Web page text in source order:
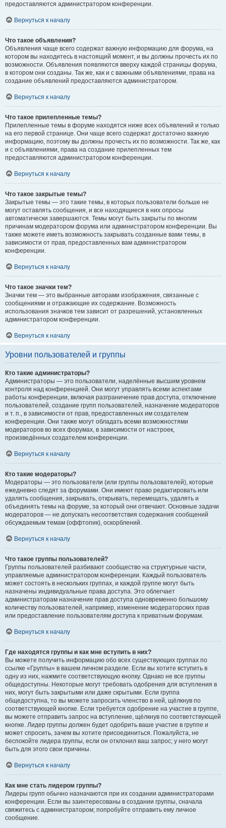
предоставляются администратором конференции.
Вернуться к началу
Что такое объявления?
Объявления чаще всего содержат важную информацию для форума, на
котором вы находитесь в настоящий момент, и вы должны прочесть их по
возможности. Объявления появляются вверху каждой страницы форума,
в котором они созданы. Так же, как и с важными объявлениями, права на
создание объявлений предоставляются администратором.
Вернуться к началу
Что такое прилепленные темы?
Прилепленные темы в форуме находятся ниже всех объявлений и только
на его первой странице. Они чаще всего содержат достаточно важную
информацию, поэтому вы должны прочесть их по возможности. Так же, как
и с объявлениями, права на создание прилепленных тем
предоставляются администратором конференции.
Вернуться к началу
Что такое закрытые темы?
Закрытые темы — это такие темы, в которых пользователи больше не
могут оставлять сообщения, и все находящиеся в них опросы
автоматически завершаются. Темы могут быть закрыты по многим
причинам модератором форума или администратором конференции. Вы
также можете иметь возможность закрывать созданные вами темы, в
зависимости от прав, предоставленных вам администратором
конференции.
Вернуться к началу
Что такое значки тем?
Значки тем — это выбранные авторами изображения, связанные с
сообщениями и отражающие их содержание. Возможность
использования значков тем зависит от разрешений, установленных
администратором конференции.
Вернуться к началу
Уровни пользователей и группы
Кто такие администраторы?
Администраторы — это пользователи, наделённые высшим уровнем
контроля над конференцией. Они могут управлять всеми аспектами
работы конференции, включая разграничение прав доступа, отключение
пользователей, создание групп пользователей, назначение модераторов
и т. п., в зависимости от прав, предоставленных им создателем
конференции. Они также могут обладать всеми возможностями
модераторов во всех форумах, в зависимости от настроек,
произведённых создателем конференции.
Вернуться к началу
Кто такие модераторы?
Модераторы — это пользователи (или группы пользователей), которые
ежедневно следят за форумами. Они имеют право редактировать или
удалять сообщения, закрывать, открывать, перемещать, удалять и
объединять темы на форуме, за который они отвечают. Основные задачи
модераторов — не допускать несоответствия содержания сообщений
обсуждаемым темам (оффтопик), оскорблений.
Вернуться к началу
Что такое группы пользователей?
Группы пользователей разбивают сообщество на структурные части,
управляемые администратором конференции. Каждый пользователь
может состоять в нескольких группах, и каждой группе могут быть
назначены индивидуальные права доступа. Это облегчает
администраторам назначение прав доступа одновременно большому
количеству пользователей, например, изменение модераторских прав
или предоставление пользователям доступа к приватным форумам.
Вернуться к началу
Где находятся группы и как мне вступить в них?
Вы можете получить информацию обо всех существующих группах по
ссылке «Группы» в вашем личном разделе. Если вы хотите вступить в
одну из них, нажмите соответствующую кнопку. Однако не все группы
общедоступны. Некоторые могут требовать одобрения для вступления в
них, могут быть закрытыми или даже скрытыми. Если группа
общедоступна, то вы можете запросить членство в ней, щёлкнув по
соответствующей кнопке. Если требуется одобрение на участие в группе,
вы можете отправить запрос на вступление, щёлкнув по соответствующей
кнопке. Лидер группы должен будет одобрить ваше участие в группе и
может спросить, зачем вы хотите присоединиться. Пожалуйста, не
беспокойте лидера группы, если он отклонил ваш запрос; у него могут
быть для этого свои причины.
Вернуться к началу
Как мне стать лидером группы?
Лидеры групп обычно назначаются при их создании администраторами
конференции. Если вы заинтересованы в создании группы, сначала
свяжитесь с администратором; попробуйте отправить ему личное
сообщение.